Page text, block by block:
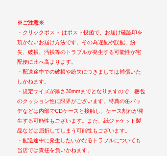
※ご注意※
・クリックポスト はポスト投函で、お届け確認印を
頂かないお届け方法です。その為遅配や誤配、紛
失、破損、汚損等のトラブルが発生する可能性が宅
配便に比べ高まります。
・配送途中での破損や紛失につきましては補償いた
しかねます。
・規定サイズが厚さ30mmまでとなりますので、梱包
のクッション性に限界がございます。特典の缶バッ
ヂなどは内部でCDケースと接触し、ケース割れが発
生する可能性もございます。また、紙ジャケット製
品などは屈折してしまう可能性もございます。
・配送途中に発生したいかなるトラブルについても
当店では責任を負いかねます。